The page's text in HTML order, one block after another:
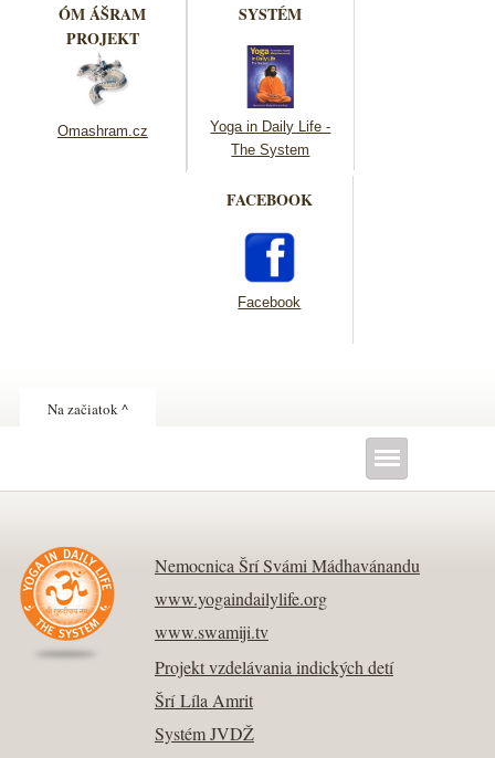
ÓM ÁŠRAM
PROJEKT
Omashram.cz
SYSTÉM
Yoga in Daily Life -
The System
FACEBOOK
Facebook
Na začiatok ^
Nemocnica Šrí Svámi Mádhavánandu
www.yogaindailylife.org
www.swamiji.tv
Projekt vzdelávania indických detí
Šrí Líla Amrit
Systém JVDŽ